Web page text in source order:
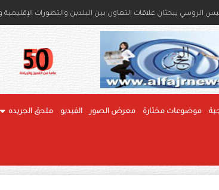
يعزون خادم الحرمين بوفاة والدة الأمير حمود بن سعود بن
موضوعات مختارة معرض الصور الفيديو ملحق الجريده